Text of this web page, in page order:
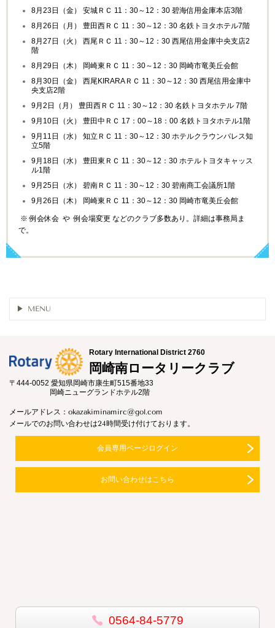
8月23日（金） 安城ＲＣ 11：30～12：30 碧海信用金庫本店3階
8月26日（月） 豊田西ＲＣ 11：30～12：30 名鉄トヨタホテル7階
8月27日（火） 西尾ＲＣ 11：30～12：30 西尾信用金庫中央支店2
階
8月29日（木） 岡崎東ＲＣ 11：30～12：30 岡崎市竜美丘会館
8月30日（金） 西尾KIRARAＲＣ 11：30～12：30 西尾信用金庫中
央支店2階
9月2日（月） 豊田西ＲＣ 11：30～12：30 名鉄トヨタホテル 7階
9月10日（火） 豊田中ＲＣ 17：00～18：00 名鉄トヨタホテル1階
9月11日（水） 知立ＲＣ 11：30～12：30 ホテルクラウンパレス知
立5階
9月18日（水） 豊田東ＲＣ 11：30～12：30 ホテルトヨタキャッス
ル1階
9月25日（水） 碧南ＲＣ 11：30～12：30 碧南商工会議所1階
9月26日（木） 岡崎東ＲＣ 11：30～12：30 岡崎市竜美丘会館
※ 例会休会 や 例会場変更 などのクラブ多数あり。詳細は事務局ま
で。
MENU
Rotary International District 2760
岡崎南ロータリークラブ
〒444-0052 愛知県岡崎市康生町515番地33
岡崎ニューグランドホテル2階
メールアドレス：okazakiminamirc@gol.com
メールでのお問い合わせは24時間受け付けております。
会員専用ページログイン
お問い合わせはこちら
0564-84-5779